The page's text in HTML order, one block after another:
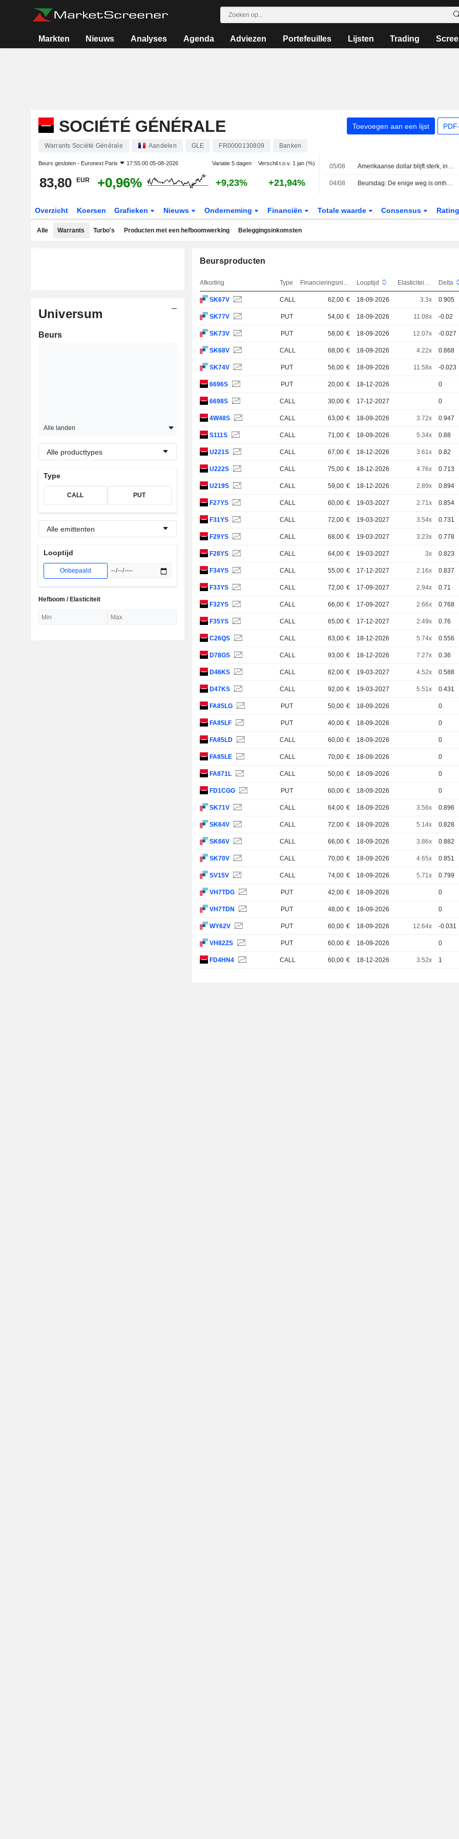
Markten Nieuws Analyses Agenda Adviezen Portefeuilles Lijsten Trading
SOCIÉTÉ GÉNÉRALE Toevoegen aan een lijst
Warrants Société Générale Aandelen GLE FR0000130809 Banken
Beurs gesloten - Euronext Paris 17:55:00 05-08-2026 Variatie 5 dagen Verschil t.o.v. 1 jan (%)
83,80 EUR +0,96% +9,23% +21,94%
05/08 Amerikaanse dollar blijft sterk, interventie in yen geen gamechanger
04/08 Beursdag: De enige weg is omhoog
Overzicht Koersen Grafieken Nieuws Onderneming Financiën Totale waarde Consensus
Alle Warrants Turbo's Producten met een hefboomwerking Beleggingsinkomsten
Universum
Beurs
Alle landen
Alle producttypes
Type
CALL PUT
Alle emittenten
Looptijd
Onbepaald
Hefboom / Elasticiteit
Beursproducten
Afkorting Type Financieringsniveau Looptijd Elasticiteit Delta
SK67V CALL 62,00 € 18-09-2026 3.3x 0.905
SK77V PUT 54,00 € 18-09-2026 11.08x -0.02
SK73V PUT 58,00 € 18-09-2026 12.07x -0.027
SK68V CALL 68,00 € 18-09-2026 4.22x 0.868
SK74V PUT 56,00 € 18-09-2026 11.58x -0.023
6696S PUT 20,00 € 18-12-2026 0
6698S CALL 30,00 € 17-12-2027 0
4W48S CALL 63,00 € 18-09-2026 3.72x 0.947
S111S CALL 71,00 € 18-09-2026 5.34x 0.88
U221S CALL 67,00 € 18-12-2026 3.61x 0.82
U222S CALL 75,00 € 18-12-2026 4.76x 0.713
U219S CALL 59,00 € 18-12-2026 2.89x 0.894
F27YS CALL 60,00 € 19-03-2027 2.71x 0.854
F31YS CALL 72,00 € 19-03-2027 3.54x 0.731
F29YS CALL 68,00 € 19-03-2027 3.23x 0.778
F28YS CALL 64,00 € 19-03-2027 3x 0.823
F34YS CALL 55,00 € 17-12-2027 2.16x 0.837
F33YS CALL 72,00 € 17-09-2027 2.94x 0.71
F32YS CALL 66,00 € 17-09-2027 2.66x 0.768
F35YS CALL 65,00 € 17-12-2027 2.49x 0.76
C26QS CALL 83,00 € 18-12-2026 5.74x 0.556
D78GS CALL 93,00 € 18-12-2026 7.27x 0.36
D46KS CALL 82,00 € 19-03-2027 4.52x 0.588
D47KS CALL 92,00 € 19-03-2027 5.51x 0.431
FA85LG PUT 50,00 € 18-09-2026 0
FA85LF PUT 40,00 € 18-09-2026 0
FA85LD CALL 60,00 € 18-09-2026 0
FA85LE CALL 70,00 € 18-09-2026 0
FA871L CALL 50,00 € 18-09-2026 0
FD1CGG PUT 60,00 € 18-09-2026 0
SK71V CALL 64,00 € 18-09-2026 3.56x 0.896
SK64V CALL 72,00 € 18-09-2026 5.14x 0.828
SK66V CALL 66,00 € 18-09-2026 3.86x 0.882
SK70V CALL 70,00 € 18-09-2026 4.65x 0.851
SV15V CALL 74,00 € 18-09-2026 5.71x 0.799
VH7TDG PUT 42,00 € 18-09-2026 0
VH7TDN PUT 48,00 € 18-09-2026 0
WY62V PUT 60,00 € 18-09-2026 12.64x -0.031
VH82ZS PUT 60,00 € 18-09-2026 0
FD4HN4 CALL 60,00 € 18-12-2026 3.52x 1